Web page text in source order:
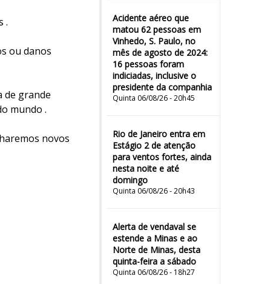
Acidente aéreo que
matou 62 pessoas em
Vinhedo, S. Paulo, no
mês de agosto de 2024:
16 pessoas foram
indiciadas, inclusive o
presidente da companhia
Quinta 06/08/26 - 20h45
Rio de Janeiro entra em
Estágio 2 de atenção
para ventos fortes, ainda
nesta noite e até
domingo
Quinta 06/08/26 - 20h43
Alerta de vendaval se
estende a Minas e ao
Norte de Minas, desta
quinta-feira a sábado
Quinta 06/08/26 - 18h27
.
ou danos
de grande
mundo .
novos